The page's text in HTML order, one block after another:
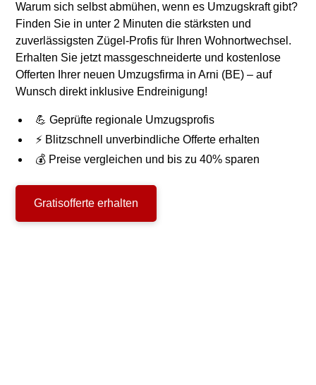
Warum sich selbst abmühen, wenn es Umzugskraft gibt?
Finden Sie in unter 2 Minuten die stärksten und
zuverlässigsten Zügel-Profis für Ihren Wohnortwechsel.
Erhalten Sie jetzt massgeschneiderte und kostenlose
Offerten Ihrer neuen Umzugsfirma in Arni (BE) – auf
Wunsch direkt inklusive Endreinigung!
💪 Geprüfte regionale Umzugsprofis
⚡ Blitzschnell unverbindliche Offerte erhalten
💰 Preise vergleichen und bis zu 40% sparen
Gratisofferte erhalten